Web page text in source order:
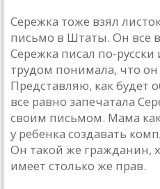
Сережка тоже взял
письмо в Штаты. Он все
Сережка писал по-
трудом понимала, что
Представляю, как будет
все равно запечатала
своим письмом. Мама
у ребенка создавать
Он такой же гражданин,
имеет столько же прав.